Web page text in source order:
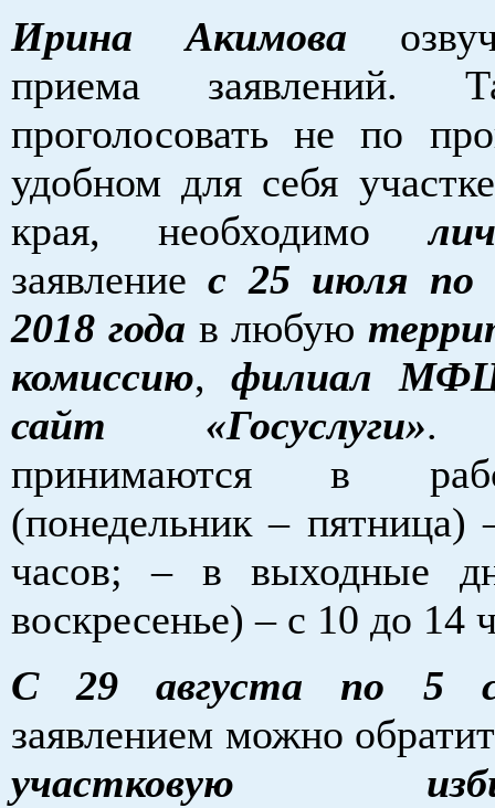
Ирина Акимова
приема заявлений.
проголосовать не по
удобном для себя
края, необходимо
заявлениес 25 июля по
2018 года в любую
комиссию,филиал
сайт «Госуслуги».
принимаются в
(понедельник –
часов; – в выходные
воскресенье) – с 10 до 14
С 29 августа по 5
заявлением можно
участковую